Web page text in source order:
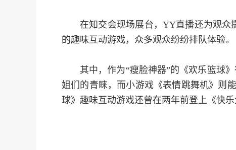
在知交会现场展台，YY直播还为观众
的趣味互动游戏，众多观众纷纷排队体验。
其中，作为“瘦脸神器”的《欢乐篮球
姐们的青睐，而小游戏《表情跳舞机》则
球》趣味互动游戏还曾在两年前登上《快